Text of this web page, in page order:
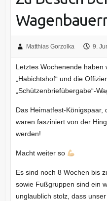
Matthias Gorzolka 9.
Letztes Wochenende haben
„Habichtshof“ und die
„Schützenbriefübergabe“-
Das Heimatfest-Königspaar,
waren fasziniert von der
werden!
Macht weiter so
Es sind noch 8 Wochen bis
sowie Fußgruppen sind ein
unglaublich stolz, dass